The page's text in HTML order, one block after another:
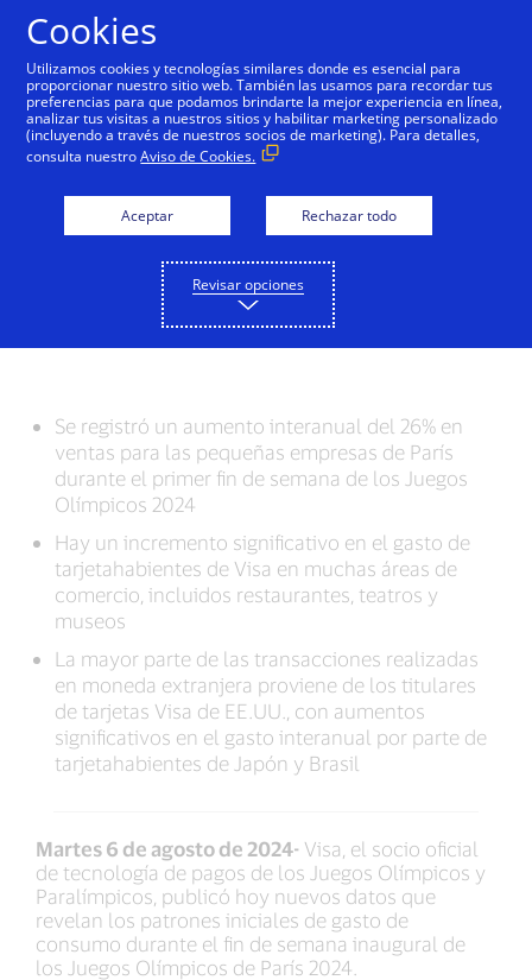
Datos de Visa muestran
cómo el gasto en los
Juegos Olímpicos de
París 2024 está
impulsando la economía
francesa
Se registró un aumento interanual del 26% en
ventas para las pequeñas empresas de París
durante el primer fin de semana de los Juegos
Olímpicos 2024
Hay un incremento significativo en el gasto de
tarjetahabientes de Visa en muchas áreas de
comercio, incluidos restaurantes, teatros y
museos
La mayor parte de las transacciones realizadas
en moneda extranjera proviene de los titulares
de tarjetas Visa de EE.UU., con aumentos
significativos en el gasto interanual por parte de
tarjetahabientes de Japón y Brasil
Martes 6 de agosto de 2024- Visa, el socio oficial
de tecnología de pagos de los Juegos Olímpicos y
Paralímpicos, publicó hoy nuevos datos que
revelan los patrones iniciales de gasto de
consumo durante el fin de semana inaugural de
los Juegos Olímpicos de París 2024.
Cookies
Utilizamos cookies y tecnologías similares donde es esencial para
proporcionar nuestro sitio web. También las usamos para recordar tus
preferencias para que podamos brindarte la mejor experiencia en línea,
analizar tus visitas a nuestros sitios y habilitar marketing personalizado
(incluyendo a través de nuestros socios de marketing). Para detalles,
consulta nuestroAviso de Cookies.
Aceptar Rechazar todo
Revisar opciones